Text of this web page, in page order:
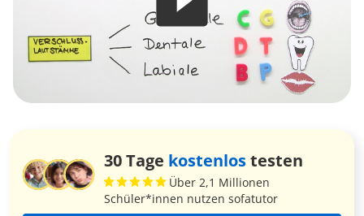
30 Tage kostenlostesten
Über 2,1 Millionen
Schüler*innen nutzen sofatutor